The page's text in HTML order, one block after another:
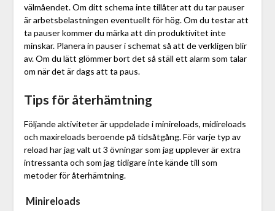
välmåendet. Om ditt schema inte tillåter att du tar pauser
är arbetsbelastningen eventuellt för hög. Om du testar att
ta pauser kommer du märka att din produktivitet inte
minskar. Planera in pauser i schemat så att de verkligen blir
av. Om du lätt glömmer bort det så ställ ett alarm som talar
om när det är dags att ta paus.
Tips för återhämtning
Följande aktiviteter är uppdelade i minireloads, midireloads
och maxireloads beroende på tidsåtgång. För varje typ av
reload har jag valt ut 3 övningar som jag upplever är extra
intressanta och som jag tidigare inte kände till som
metoder för återhämtning.
Minireloads